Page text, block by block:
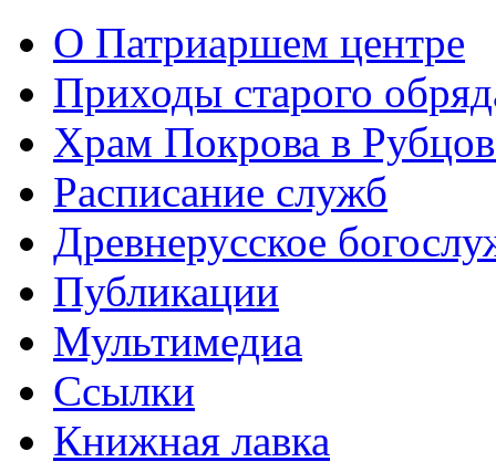
О Патриаршем центре
Приходы старого
Храм Покрова в
Расписание служб
Древнерусское
Публикации
Мультимедиа
Ссылки
Книжная лавка